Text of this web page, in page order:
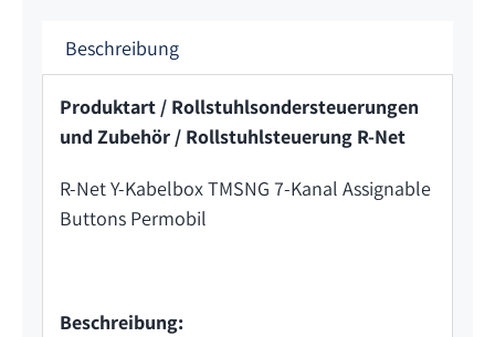
Beschreibung
Produktart / Rollstuhlsondersteuerungen
und Zubehör / Rollstuhlsteuerung R-Net
R-Net Y-Kabelbox TMSNG 7-Kanal Assignable
Buttons Permobil
Beschreibung: